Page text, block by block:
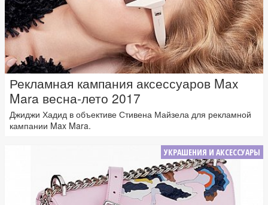
Рекламная кампания аксессуаров Max
Mara весна-лето 2017
Джиджи Хадид в объективе Стивена Майзела для рекламной
кампании Max Mara.
УКРАШЕНИЯ И АКСЕССУАРЫ